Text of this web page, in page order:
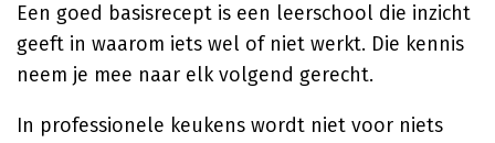
Een goed basisrecept is een leerschool die inzicht
geeft in waarom iets wel of niet werkt. Die kennis
neem je mee naar elk volgend gerecht.
In professionele keukens wordt niet voor niets